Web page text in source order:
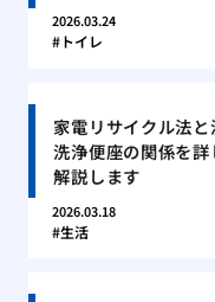
2026.03.24
トイレ
家電リサイクル法と
洗浄便座の関係を詳
解説します
2026.03.18
生活